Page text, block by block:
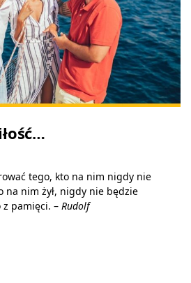
tego, kto na nim nigdy nie
na nim żył, nigdy nie będzie
z pamięci. – Rudolf